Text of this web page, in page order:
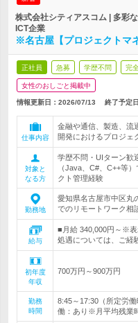
株式会社シティアスコム | 多彩
ICT企業
※名古屋【プロジェクトマ
正社員 急募 学歴不問 完
女性のおしごと掲載中
情報更新日：2026/07/13 終了予定
仕事内容
金融や通信、製造、流
開発におけるプロジェ
対象と
なる方
学歴不問・UIターン歓
（Java、C#、C++等
クト管理経験
勤務地
愛知県名古屋市中区丸
でのリモートワーク相
給与
■月給 340,000円～※表
処遇については、ご経
初年度
年収
700万円～900万円
勤務
時間
8:45～17:30（所定労
働：あり※月平均残業